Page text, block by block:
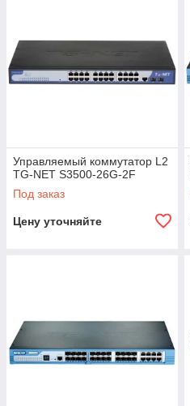
Управляемый коммутатор L2
TG-NET S3500-26G-2F
Под заказ
Цену уточняйте